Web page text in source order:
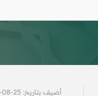
أضيف بتاريخ: 25-08-2021